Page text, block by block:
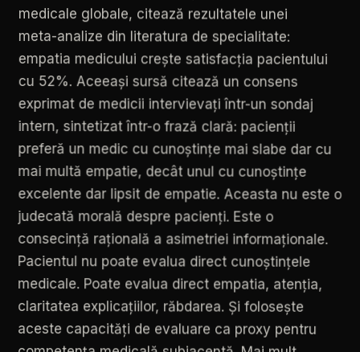
medicale globale, citează rezultatele unei
meta-analize din literatura de specialitate:
empatia medicului crește satisfacția pacientului
cu 52%. Aceeași sursă citează un consens
exprimat de medicii intervievați într-un sondaj
intern, sintetizat într-o frază clară: pacienții
preferă un medic cu cunoștințe mai slabe dar cu
mai multă empatie, decât unul cu cunoștințe
excelente dar lipsit de empatie. Aceasta nu este o
judecată morală despre pacienți. Este o
consecință rațională a asimetriei informaționale.
Pacientul nu poate evalua direct cunoștințele
medicale. Poate evalua direct empatia, atenția,
claritatea explicațiilor, răbdarea. Și folosește
aceste capacități de evaluare ca proxy pentru